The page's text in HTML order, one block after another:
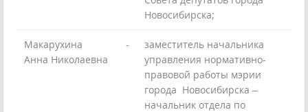
Новосибирска;
Макарухина
Анна Николаевна
-
заместитель начальника
управления нормативно-
правовой работы мэрии
города Новосибирска –
начальник отдела по